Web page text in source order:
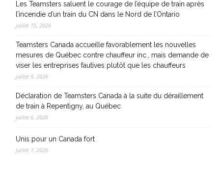
Les Teamsters saluent le courage de l’équipe de train après
l’incendie d’un train du CN dans le Nord de l’Ontario
juillet 15, 2026
Teamsters Canada accueille favorablement les nouvelles
mesures de Québec contre chauffeur inc., mais demande de
viser les entreprises fautives plutôt que les chauffeurs
juillet 9, 2026
Déclaration de Teamsters Canada à la suite du déraillement
de train à Repentigny, au Québec
juillet 6, 2026
Unis pour un Canada fort
juillet 1, 2026